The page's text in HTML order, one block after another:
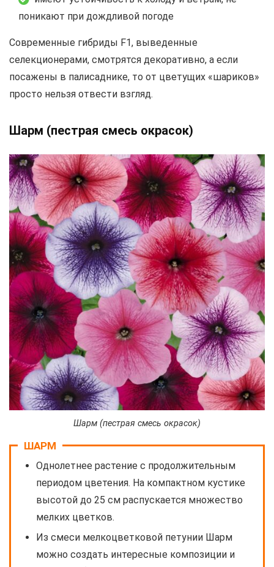
поникают при дождливой погоде
Современные гибриды F1, выведенные
селекционерами, смотрятся декоративно, а если
посажены в палисаднике, то от цветущих «шариков»
просто нельзя отвести взгляд.
Шарм (пестрая смесь окрасок)
Шарм (пестрая смесь окрасок)
ШАРМ
Однолетнее растение с продолжительным
периодом цветения. На компактном кустике
высотой до 25 см распускается множество
мелких цветков.
Из смеси мелкоцветковой петунии Шарм
можно создать интересные композиции и